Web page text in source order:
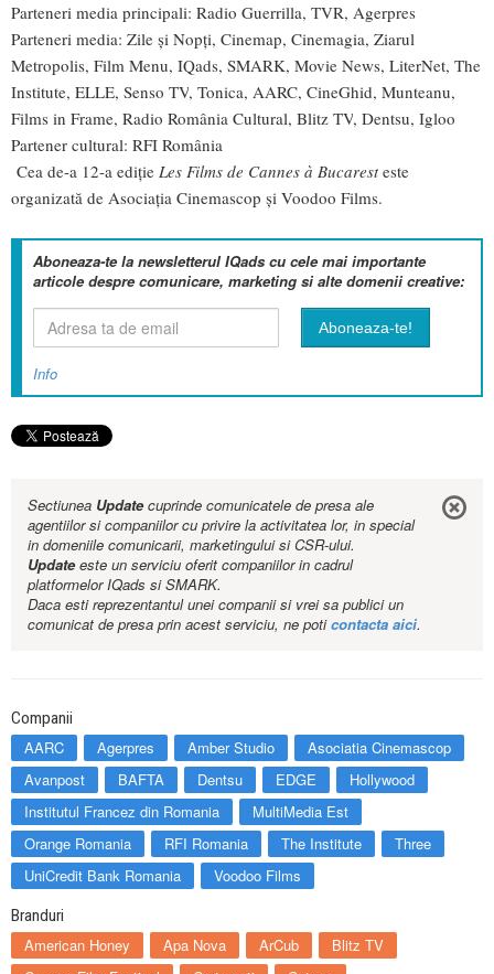
Parteneri media principali: Radio Guerrilla, TVR, Agerpres
Parteneri media: Zile și Nopți, Cinemap, Cinemagia, Ziarul
Metropolis, Film Menu, IQads, SMARK, Movie News, LiterNet, The
Institute, ELLE, Senso TV, Tonica, AARC, CineGhid, Munteanu,
Films in Frame, Radio România Cultural, Blitz TV, Dentsu, Igloo
Partener cultural: RFI România
Cea de-a 12-a ediție Les Films de Cannes à Bucarest este
organizată de Asociația Cinemascop și Voodoo Films.
Aboneaza-te la newsletterul IQads cu cele mai importante
articole despre comunicare, marketing si alte domenii creative:
Info
Sectiunea Updatecuprinde comunicatele de presa ale
agentiilor si companiilor cu privire la activitatea lor, in special
in domeniile comunicarii, marketingului si CSR-ului.
Updateeste un serviciu oferit companiilor in cadrul
platformelor IQads si SMARK.
Daca esti reprezentantul unei companii si vrei sa publici un
comunicat de presa prin acest serviciu, ne poticontacta aici.
Companii
AARC Agerpres Amber Studio
Asociatia Cinemascop
Avanpost
BAFTA Dentsu EDGE
Hollywood
Institutul Francez din Romania
MultiMedia Est
Orange Romania
RFI Romania The Institute
Three
UniCredit Bank Romania
Voodoo Films
Branduri
American Honey Apa Nova ArCub
Blitz TV